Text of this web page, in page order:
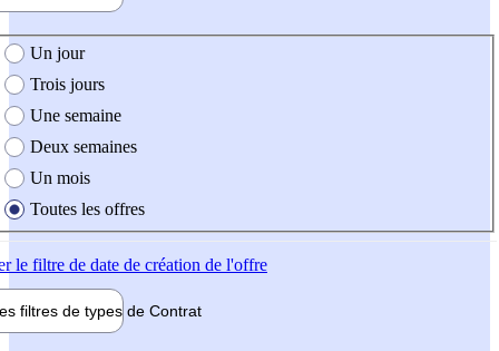
création de l'offre
Un jour
Trois jours
Une semaine
Deux semaines
Un mois
Toutes les offres
le filtre de date de création de l'offre
filtres de types de Contrat